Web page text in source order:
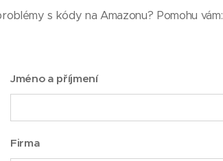
s kódy na Amazonu? Pomohu vám:
Jméno a příjmení
Firma